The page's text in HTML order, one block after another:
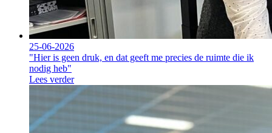
25-06-2026
"Hier is geen druk, en dat geeft me precies de ruimte die ik
nodig heb"
Lees verder